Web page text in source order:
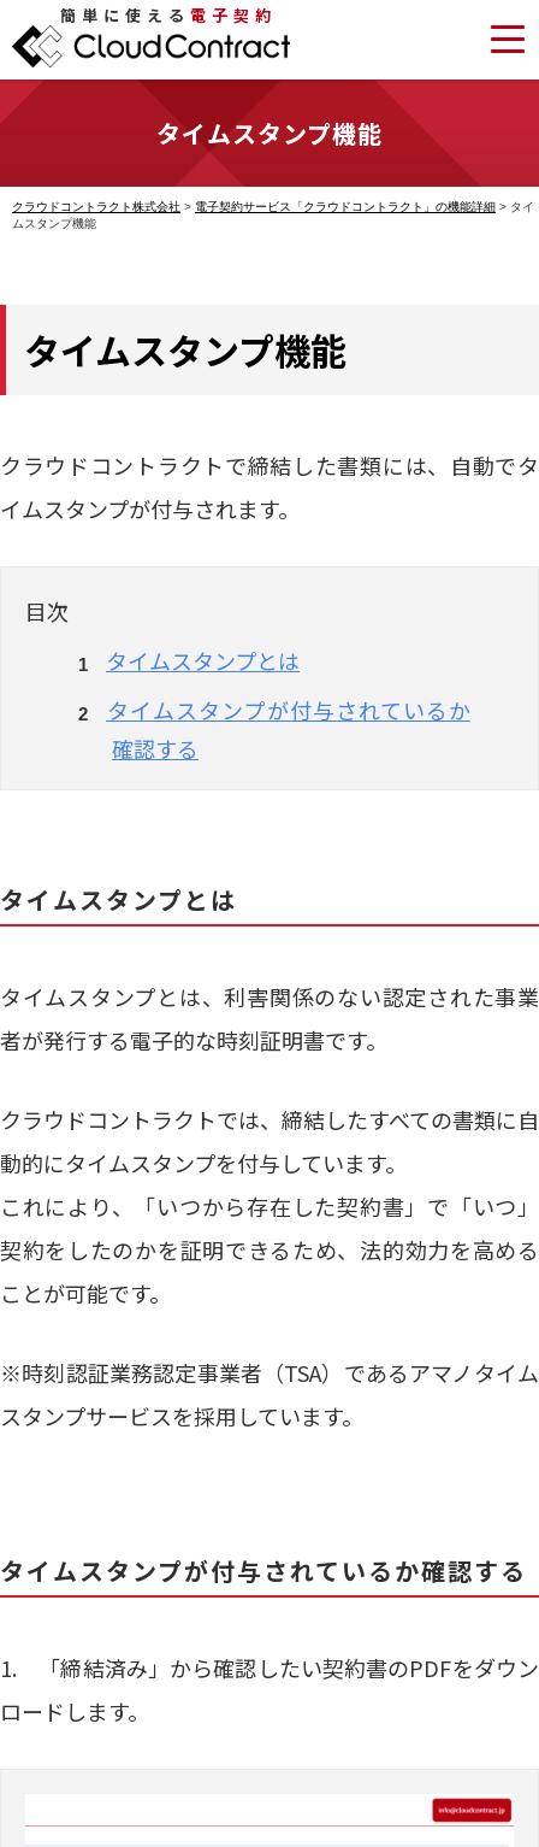
簡単に使える 電子契約
タイムスタンプ機能
クラウドコントラクト株式会社 > 電子契約サービス「クラウドコントラクト」の機能詳細 > タイ
ムスタンプ機能
タイムスタンプ機能
クラウドコントラクトで締結した書類には、自動でタ
イムスタンプが付与されます。
目次
タイムスタンプとは
タイムスタンプが付与されているか
確認する
タイムスタンプとは
タイムスタンプとは、利害関係のない認定された事業
者が発行する電子的な時刻証明書です。
クラウドコントラクトでは、締結したすべての書類に自
動的にタイムスタンプを付与しています。
これにより、「いつから存在した契約書」で「いつ」
契約をしたのかを証明できるため、法的効力を高める
ことが可能です。
※時刻認証業務認定事業者（TSA）であるアマノタイム
スタンプサービスを採用しています。
タイムスタンプが付与されているか確認する
1. 「締結済み」から確認したい契約書のPDFをダウン
ロードします。